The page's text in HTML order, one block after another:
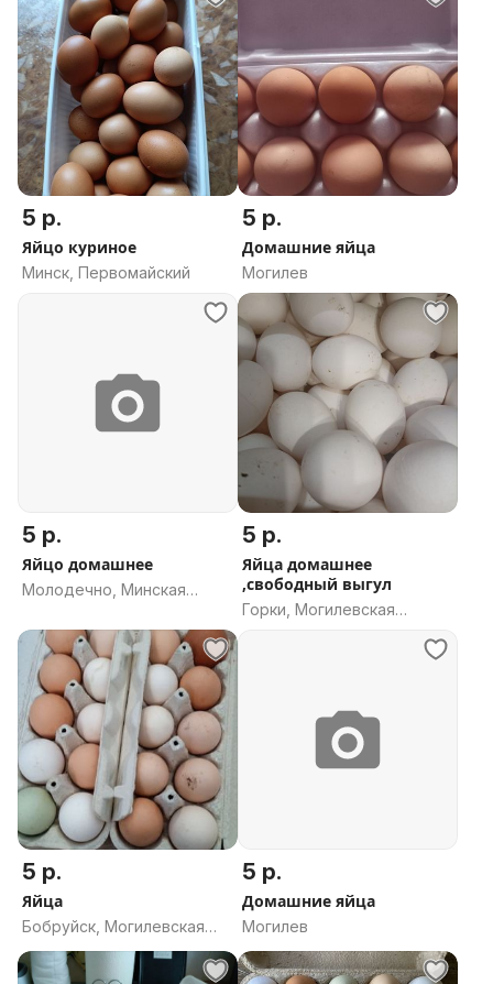
5 р.
Яйцо куриное
Минск, Первомайский
5 р.
Домашние яйца
Могилев
5 р.
Яйцо домашнее
Молодечно, Минская
5 р.
Яйца домашнее
,свободный выгул
Горки, Могилевская
5 р.
Яйца
Бобруйск, Могилевская
область
5 р.
Домашние яйца
Могилев